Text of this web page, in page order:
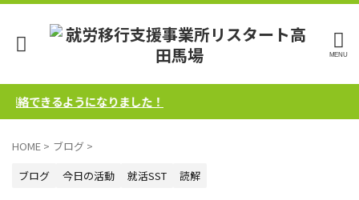
きるようになりました！
HOME > ブログ >
ブログ
今日の活動 就活SST 読解